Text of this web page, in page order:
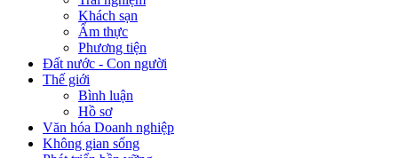
Khách sạn
Ẩm thực
Phương tiện
Đất nước - Con người
Thế giới
Bình luận
Hồ sơ
Văn hóa Doanh nghiệp
Không gian sống